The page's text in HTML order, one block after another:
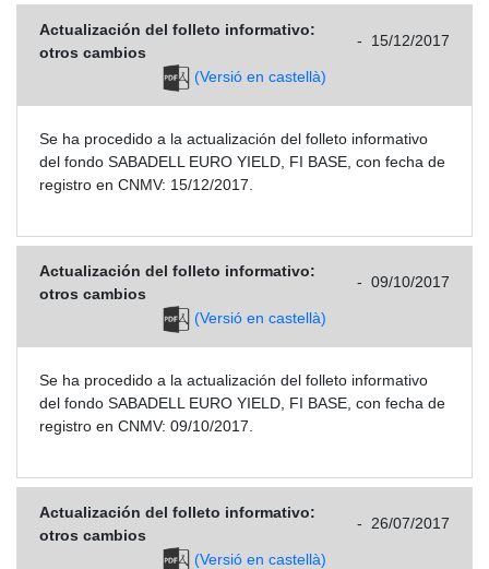
Actualización del folleto informativo:
otros cambios
- 15/12/2017
(Versió en castellà)
Se ha procedido a la actualización del folleto informativo
del fondo SABADELL EURO YIELD, FI BASE, con fecha de
registro en CNMV: 15/12/2017.
Actualización del folleto informativo:
otros cambios
- 09/10/2017
(Versió en castellà)
Se ha procedido a la actualización del folleto informativo
del fondo SABADELL EURO YIELD, FI BASE, con fecha de
registro en CNMV: 09/10/2017.
Actualización del folleto informativo:
otros cambios
- 26/07/2017
(Versió en castellà)